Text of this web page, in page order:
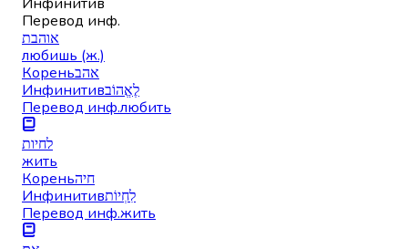
Перевод инф.
אוהבת
любишь (ж.)
Кореньאהב
Инфинитивלֶאֱהוֹב
Перевод инф.любить
לחיות
жить
Кореньחיה
Инфинитивלִחְיוֹת
Перевод инф.жить